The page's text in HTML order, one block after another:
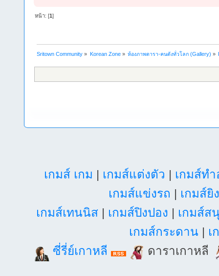
หน้า: [1]
Sritown Community » Korean Zone» ห้องภาพดารา-คนดังทั่วโลก (Gallery) »
เกมส์ เกม | เกมส์แต่งตัว | เกมส์ท
เกมส์แข่งรถ | เกมส์ยิ
เกมส์เทนนิส| เกมส์ปิงปอง | เกมส์ส
เกมส์กระดาน | เ
ซี่รี่ย์เกาหลี
ดาราเกาหลี